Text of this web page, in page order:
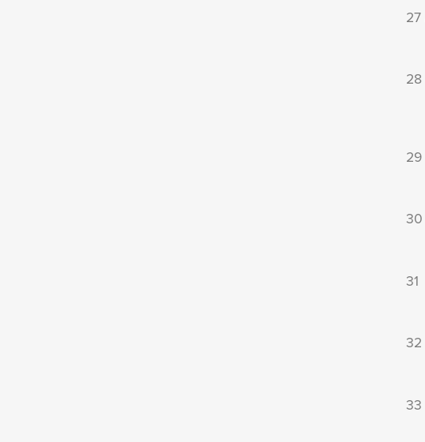
27
28
29
30
31
32
33